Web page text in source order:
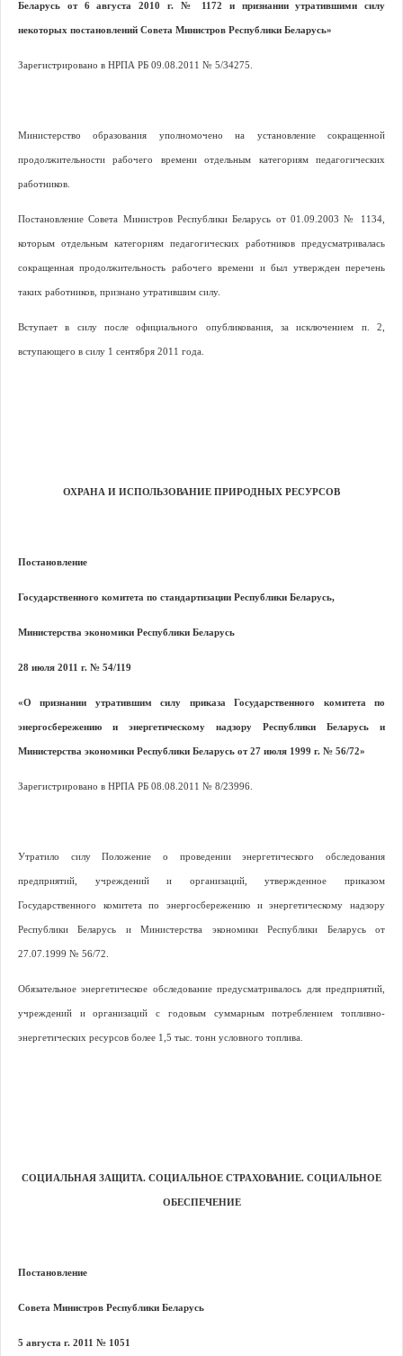
Беларусь от 6 августа 2010 г. № 1172 и признании утратившими силу
некоторых постановлений Совета Министров Республики Беларусь»
Зарегистрировано в НРПА РБ 09.08.2011 № 5/34275.
Министерство образования уполномочено на установление сокращенной
продолжительности рабочего времени отдельным категориям педагогических
работников.
Постановление Совета Министров Республики Беларусь от 01.09.2003 № 1134,
которым отдельным категориям педагогических работников предусматривалась
сокращенная продолжительность рабочего времени и был утвержден перечень
таких работников, признано утратившим силу.
Вступает в силу после официального опубликования, за исключением п. 2,
вступающего в силу 1 сентября 2011 года.
ОХРАНА И ИСПОЛЬЗОВАНИЕ ПРИРОДНЫХ РЕСУРСОВ
Постановление
Государственного комитета по стандартизации Республики Беларусь,
Министерства экономики Республики Беларусь
28 июля 2011 г. № 54/119
«О признании утратившим силу приказа Государственного комитета по
энергосбережению и энергетическому надзору Республики Беларусь и
Министерства экономики Республики Беларусь от 27 июля 1999 г. № 56/72»
Зарегистрировано в НРПА РБ 08.08.2011 № 8/23996.
Утратило силу Положение о проведении энергетического обследования
предприятий, учреждений и организаций, утвержденное приказом
Государственного комитета по энергосбережению и энергетическому надзору
Республики Беларусь и Министерства экономики Республики Беларусь от
27.07.1999 № 56/72.
Обязательное энергетическое обследование предусматривалось для предприятий,
учреждений и организаций с годовым суммарным потреблением топливно-
энергетических ресурсов более 1,5 тыс. тонн условного топлива.
СОЦИАЛЬНАЯ ЗАЩИТА. СОЦИАЛЬНОЕ СТРАХОВАНИЕ. СОЦИАЛЬНОЕ
ОБЕСПЕЧЕНИЕ
Постановление
Совета Министров Республики Беларусь
5 августа г. 2011 № 1051